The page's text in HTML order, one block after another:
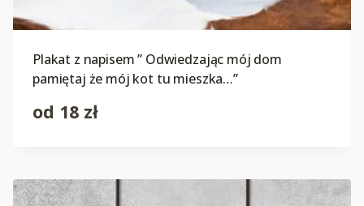
Plakat z napisem ” Odwiedzając mój dom
pamiętaj że mój kot tu mieszka…”
od 18 zł